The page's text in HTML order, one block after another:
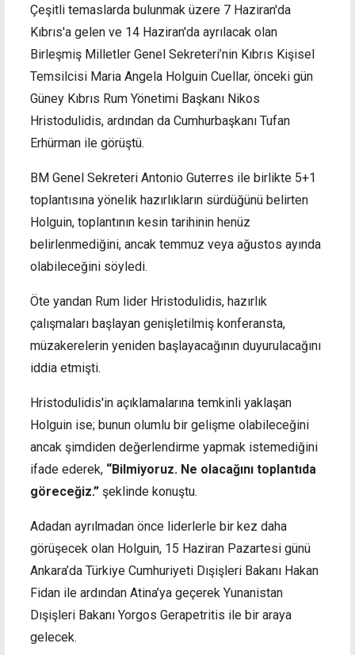
Çeşitli temaslarda bulunmak üzere 7 Haziran'da
Kıbrıs'a gelen ve 14 Haziran'da ayrılacak olan
Birleşmiş Milletler Genel Sekreteri’nin Kıbrıs Kişisel
Temsilcisi Maria Angela Holguin Cuellar, önceki gün
Güney Kıbrıs Rum Yönetimi Başkanı Nikos
Hristodulidis, ardından da Cumhurbaşkanı Tufan
Erhürman ile görüştü.
BM Genel Sekreteri Antonio Guterres ile birlikte 5+1
toplantısına yönelik hazırlıkların sürdüğünü belirten
Holguin, toplantının kesin tarihinin henüz
belirlenmediğini, ancak temmuz veya ağustos ayında
olabileceğini söyledi.
Öte yandan Rum lider Hristodulidis, hazırlık
çalışmaları başlayan genişletilmiş konferansta,
müzakerelerin yeniden başlayacağının duyurulacağını
iddia etmişti.
Hristodulidis'in açıklamalarına temkinli yaklaşan
Holguin ise; bunun olumlu bir gelişme olabileceğini
ancak şimdiden değerlendirme yapmak istemediğini
ifade ederek, “Bilmiyoruz. Ne olacağını toplantıda
göreceğiz.” şeklinde konuştu.
Adadan ayrılmadan önce liderlerle bir kez daha
görüşecek olan Holguin, 15 Haziran Pazartesi günü
Ankara’da Türkiye Cumhuriyeti Dışişleri Bakanı Hakan
Fidan ile ardından Atina’ya geçerek Yunanistan
Dışişleri Bakanı Yorgos Gerapetritis ile bir araya
gelecek.